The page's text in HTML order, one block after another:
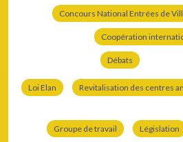
Concours National Entrées de
Coopération
Débats
Loi Elan Revitalisation des centres
Groupe de travail Législation